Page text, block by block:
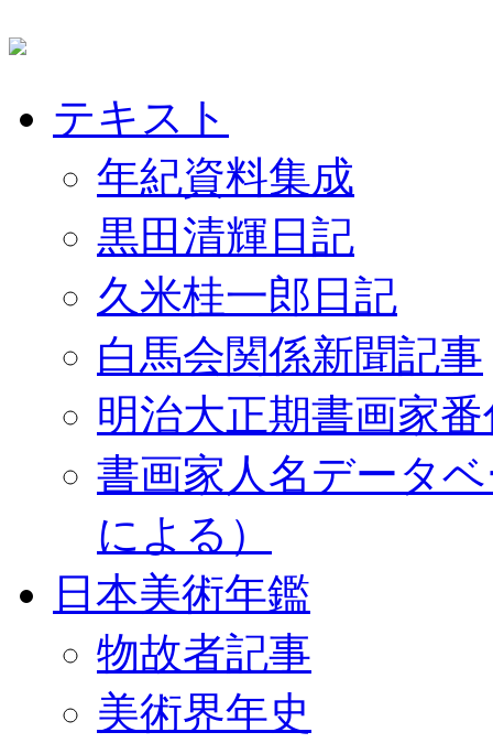
テキスト
年紀資料集成
黒田清輝日記
久米桂一郎日記
白馬会関係新聞記事
明治大正期書画家
書画家人名データ
による）
日本美術年鑑
物故者記事
美術界年史